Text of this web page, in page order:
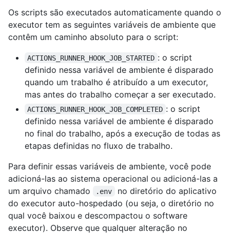
Os scripts são executados automaticamente quando o
executor tem as seguintes variáveis de ambiente que
contêm um caminho absoluto para o script:
ACTIONS_RUNNER_HOOK_JOB_STARTED : o script
definido nessa variável de ambiente é disparado
quando um trabalho é atribuído a um executor,
mas antes do trabalho começar a ser executado.
ACTIONS_RUNNER_HOOK_JOB_COMPLETED : o script
definido nessa variável de ambiente é disparado
no final do trabalho, após a execução de todas as
etapas definidas no fluxo de trabalho.
Para definir essas variáveis de ambiente, você pode
adicioná-las ao sistema operacional ou adicioná-las a
um arquivo chamado
.env
no diretório do aplicativo
do executor auto-hospedado (ou seja, o diretório no
qual você baixou e descompactou o software
executor). Observe que qualquer alteração no